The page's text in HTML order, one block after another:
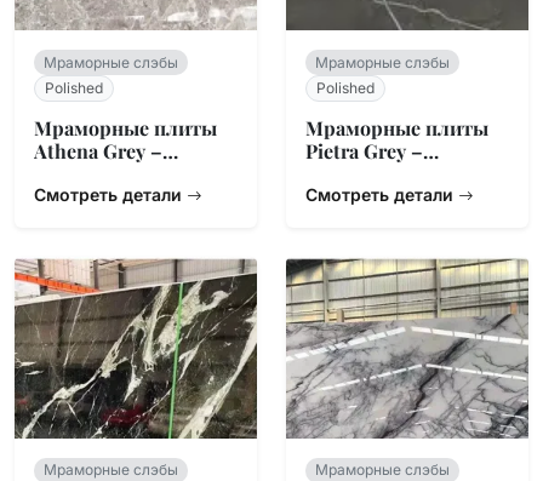
Мраморные слэбы
Polished
Мраморные плиты
Athena Grey –
Смотреть детали
Мраморные слэбы
Polished
Мраморные плиты
Pietra Grey –
Угольный
Смотреть детали
Мраморные слэбы
Мраморные слэбы